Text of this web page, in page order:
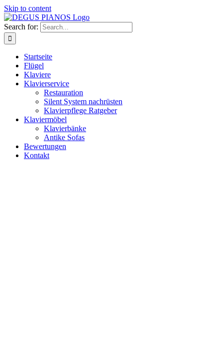
Skip to content
Search for:
Startseite
Flügel
Klaviere
Klavierservice
Restauration
Silent System nachrüsten
Klavierpflege Ratgeber
Klaviermöbel
Klavierbänke
Antike Sofas
Bewertungen
Kontakt